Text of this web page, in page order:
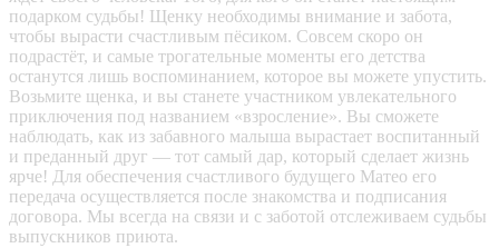
подарком судьбы! Щенку необходимы внимание и забота,
чтобы вырасти счастливым пёсиком. Совсем скоро он
подрастёт, и самые трогательные моменты его детства
останутся лишь воспоминанием, которое вы можете упустить.
Возьмите щенка, и вы станете участником увлекательного
приключения под названием «взросление». Вы сможете
наблюдать, как из забавного малыша вырастает воспитанный
и преданный друг — тот самый дар, который сделает жизнь
ярче! Для обеспечения счастливого будущего Матео его
передача осуществляется после знакомства и подписания
договора. Мы всегда на связи и с заботой отслеживаем судьбы
выпускников приюта.